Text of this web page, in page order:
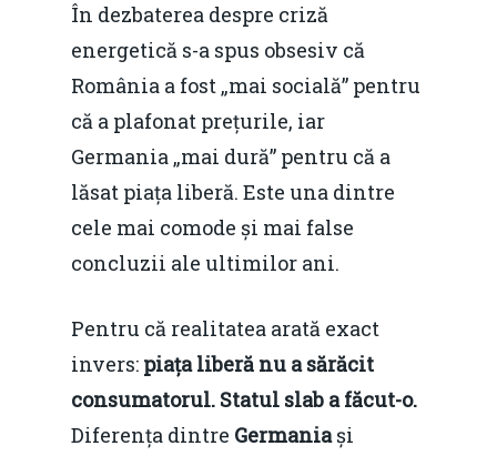
În dezbaterea despre criză
energetică s-a spus obsesiv că
România a fost „mai socială” pentru
că a plafonat prețurile, iar
Germania „mai dură” pentru că a
lăsat piața liberă. Este una dintre
cele mai comode și mai false
concluzii ale ultimilor ani.
Pentru că realitatea arată exact
invers: piața liberă nu a sărăcit
consumatorul. Statul slab a făcut-o.
Diferența dintre Germaniași
Martie 2015
Construcții și
pentru o Românie